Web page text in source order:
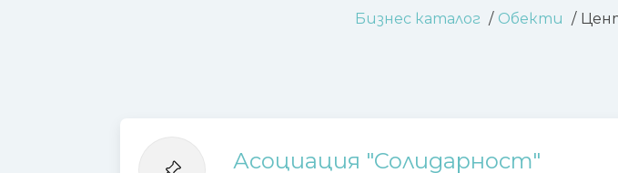
Бизнес каталог Обекти
Асоциация "Солидарност"